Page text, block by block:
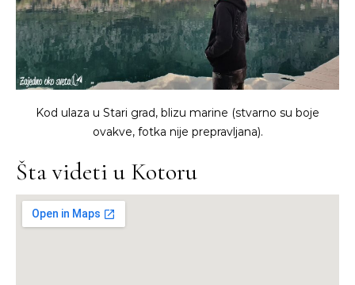
Kod ulaza u Stari grad, blizu marine (stvarno su boje
ovakve, fotka nije prepravljana).
Šta videti u Kotoru